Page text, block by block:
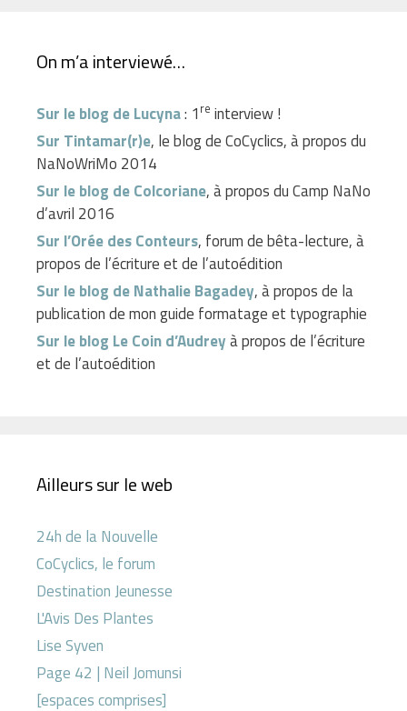
On m’a interviewé…
Sur le blog de Lucyna: 1 re interview !
Sur Tintamar(r)e, le blog de CoCyclics, à propos du
NaNoWriMo 2014
Sur le blog de Colcoriane, à propos du Camp NaNo
d’avril 2016
Sur l’Orée des Conteurs, forum de bêta-lecture, à
propos de l’écriture et de l’autoédition
Sur le blog de Nathalie Bagadey, à propos de la
publication de mon guide formatage et typographie
Sur le blog Le Coin d’Audreyà propos de l’écriture
et de l’autoédition
Ailleurs sur le web
24h de la Nouvelle
CoCyclics, le forum
Destination Jeunesse
L'Avis Des Plantes
Lise Syven
Page 42 | Neil Jomunsi
[espaces comprises]